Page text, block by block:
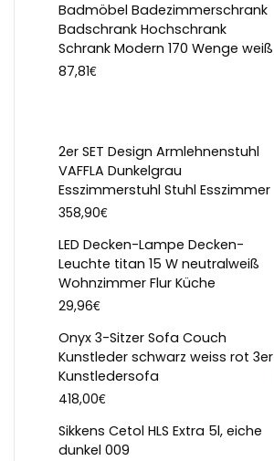
Badmöbel Badezimmerschrank
Badschrank Hochschrank
Schrank Modern 170 Wenge weiß
87,81€
2er SET Design Armlehnenstuhl
VAFFLA Dunkelgrau
Esszimmerstuhl Stuhl Esszimmer
358,90€
LED Decken-Lampe Decken-
Leuchte titan 15 W neutralweiß
Wohnzimmer Flur Küche
29,96€
Onyx 3-Sitzer Sofa Couch
Kunstleder schwarz weiss rot 3er
Kunstledersofa
418,00€
Sikkens Cetol HLS Extra 5l, eiche
dunkel 009